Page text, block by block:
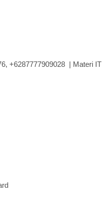
+6287777909028 | Materi IT